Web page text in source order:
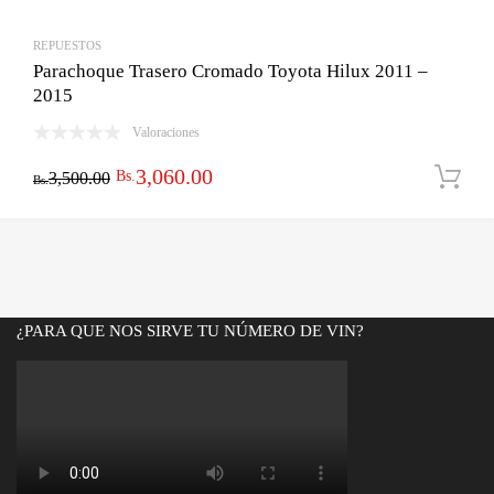
REPUESTOS
Parachoque Trasero Cromado Toyota Hilux 2011 –
2015
Valoraciones
Bs.3,500.00 El
Bs.3,500.00.
Bs. 3,060.00El
Bs.3,060.00.
¿PARA QUE NOS SIRVE TU NÚMERO DE VIN?